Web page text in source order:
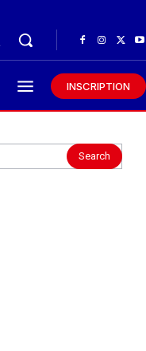
INSCRIPTION
Search